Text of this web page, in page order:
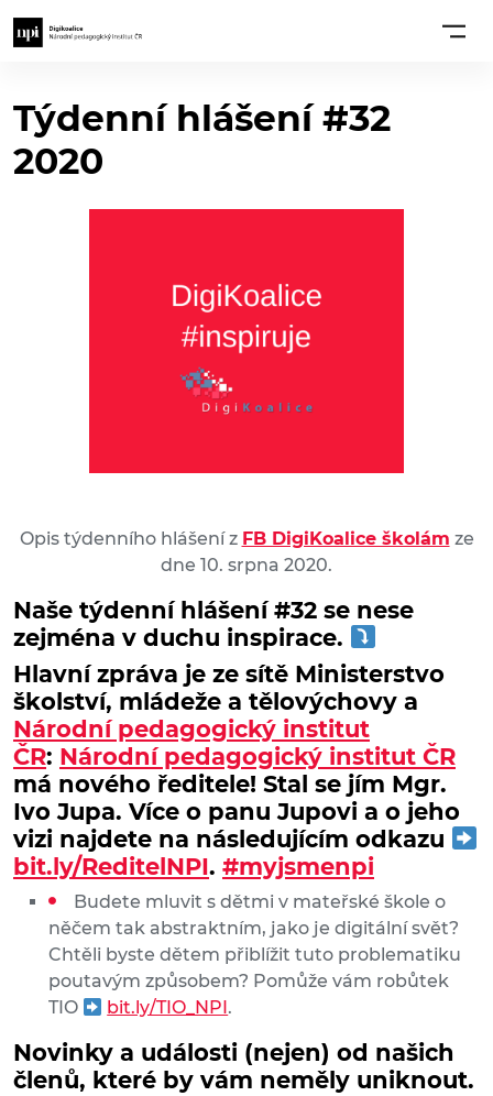
Týdenní hlášení #32
2020
Opis týdenního hlášení z FB DigiKoalice školám ze
dne 10. srpna 2020.
Naše týdenní hlášení #32 se nese
zejména v duchu inspirace.
Hlavní zpráva je ze sítě Ministerstvo
školství, mládeže a tělovýchovy a
Národní pedagogický institut
ČR: Národní pedagogický institut ČR
má nového ředitele! Stal se jím Mgr.
Ivo Jupa. Více o panu Jupovi a o jeho
vizi najdete na následujícím odkazu
bit.ly/ReditelNPI. #myjsmenpi
Budete mluvit s dětmi v mateřské škole o
něčem tak abstraktním, jako je digitální svět?
Chtěli byste dětem přiblížit tuto problematiku
poutavým způsobem? Pomůže vám robůtek
TIO
bit.ly/TIO_NPI .
Novinky a události (nejen) od našich
členů, které by vám neměly uniknout.